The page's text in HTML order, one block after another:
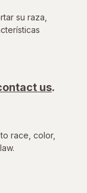
su raza,
Justas del
us.
race, color,